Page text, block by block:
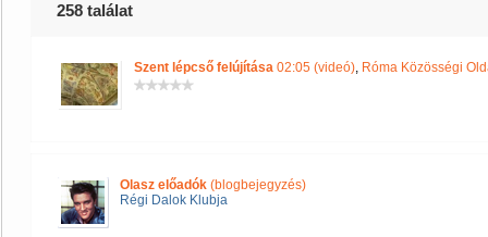
258 találat
Szent lépcső felújítása 02:05 (videó), Róma Közösségi
Olasz előadók (blogbejegyzés)
Régi Dalok Klubja